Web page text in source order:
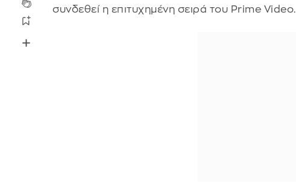
συνδεθεί η επιτυχημένη σειρά του Prime Video.